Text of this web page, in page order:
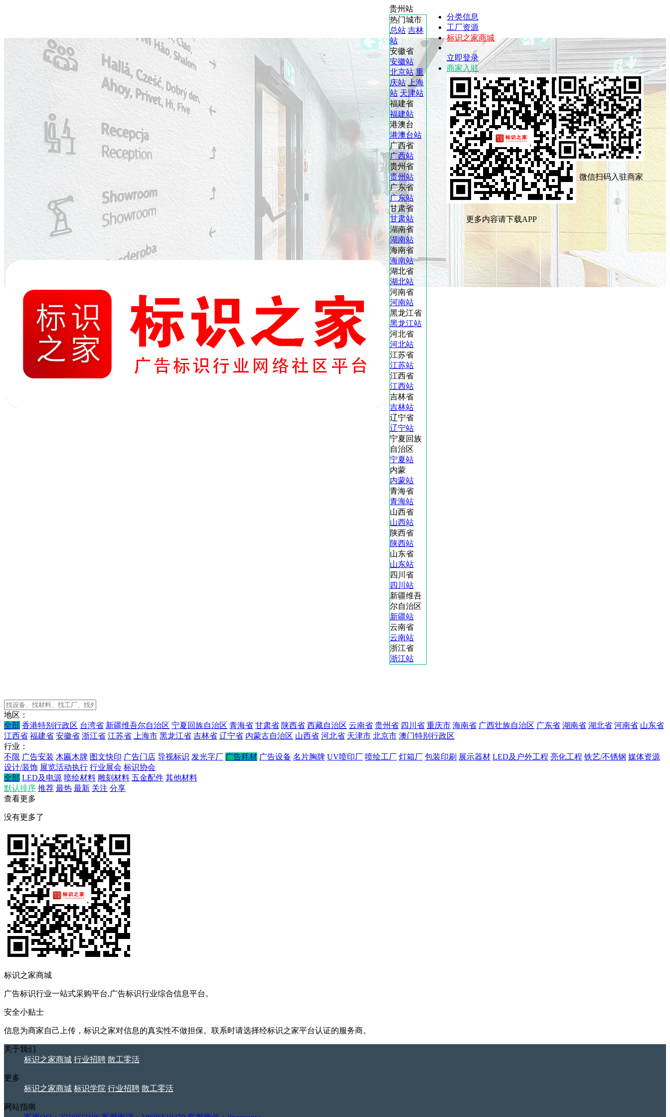
贵州站
热门城市
总站 吉林
站
安徽省
安徽站
北京站 重
庆站 上海
站 天津站
福建省
福建站
港澳台
港澳台站
广西省
广西站
贵州省
贵州站
广东省
广东站
甘肃省
甘肃站
湖南省
湖南站
海南省
海南站
湖北省
湖北站
河南省
河南站
黑龙江省
黑龙江站
河北省
河北站
江苏省
江苏站
江西省
江西站
吉林省
吉林站
辽宁省
辽宁站
宁夏回族
自治区
宁夏站
内蒙
内蒙站
青海省
青海站
山西省
山西站
陕西省
陕西站
山东省
山东站
四川省
四川站
新疆维吾
尔自治区
新疆站
云南省
云南站
浙江省
浙江站
分类信息
工厂资源
标识之家商城
立即登录
商家入驻
更多内容请下载APP
微信扫码入驻商家
地区：
全部 香港特别行政区 台湾省 新疆维吾尔自治区 宁夏回族自治区 青海省 甘肃省 陕西省 西藏自治区 云南省 贵州省 四川省 重庆市 海南省 广西壮族自治区 广东省 湖南省 湖北省 河南省 山东省
江西省 福建省 安徽省 浙江省 江苏省 上海市 黑龙江省 吉林省 辽宁省 内蒙古自治区 山西省 河北省 天津市 北京市 澳门特别行政区
行业：
不限 广告安装 木匾木牌 图文快印 广告门店 导视标识 发光字厂 广告耗材 广告设备 名片胸牌 UV喷印厂 喷绘工厂 灯箱厂 包装印刷 展示器材 LED及户外工程 亮化工程 铁艺/不锈钢 媒体资源
设计/装饰 展览活动执行 行业展会 标识协会
全部 LED及电源 喷绘材料 雕刻材料 五金配件 其他材料
默认排序 推荐 最热 最新 关注 分享
查看更多
没有更多了
标识之家商城
广告标识行业一站式采购平台,广告标识行业综合信息平台。
安全小贴士
信息为商家自己上传，标识之家对信息的真实性不做担保。联系时请选择经标识之家平台认证的服务商。
关于我们
标识之家商城 行业招聘 散工零活
更多
标识之家商城 标识学院 行业招聘 散工零活
网站指南